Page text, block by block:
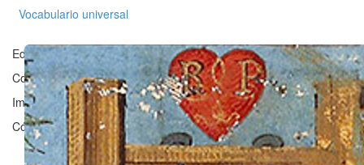
Vocabulario universal
Editado en Zaragoza por ©Grupo Clarisel, Universidad de
Contacto:clarisel@unizar.es
Imagen ©Bibliothèque nationale de France
Código licenciado porFergus ReigbajoGNU Affero General Public